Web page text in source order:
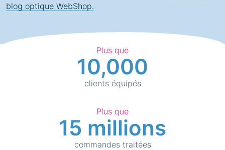
blog optique WebShop.
Plus que
10,000
clients équipés
Plus que
15 millions
commandes traitées